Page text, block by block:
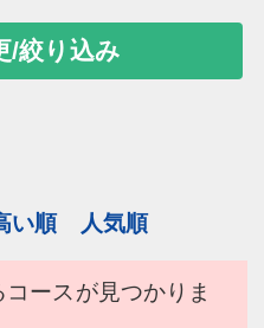
/絞り込み
い順 人気順
ースが見つかりま